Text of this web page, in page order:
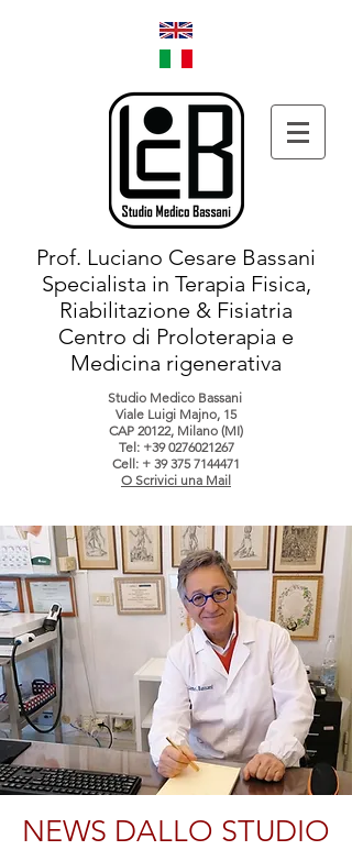
Prof. Luciano Cesare Bassani
Specialista in Terapia Fisica,
Riabilitazione & Fisiatria
Centro di Proloterapia e
Medicina rigenerativa
Studio Medico Bassani
Viale Luigi Majno, 15
CAP 20122, Milano (MI)
Tel: +39 0276021267
Cell: + 39 375 7144471
O Scrivici una Mail
NEWS DALLO STUDIO